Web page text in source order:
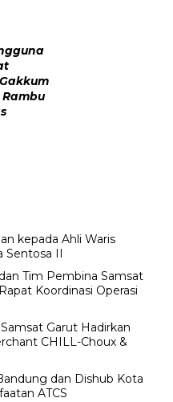
kepada Ahli Waris
Sentosa II
Tim Pembina Samsat
Koordinasi Operasi
Garut Hadirkan
CHILL-Choux &
dan Dishub Kota
ATCS